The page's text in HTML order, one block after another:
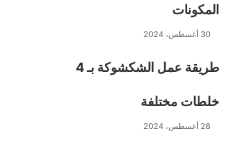
المكونات
30 أغسطس، 2024
طريقة عمل الشكشوكة بـ 4
خلطات مختلفة
28 أغسطس، 2024